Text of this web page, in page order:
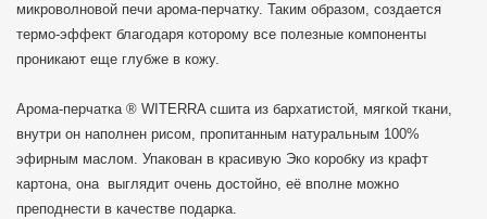
микроволновой печи арома-перчатку. Таким образом, создается
термо-эффект благодаря которому все полезные компоненты
проникают еще глубже в кожу.
Арома-перчатка ® WITERRA сшита из бархатистой, мягкой ткани,
внутри он наполнен рисом, пропитанным натуральным 100%
эфирным маслом. Упакован в красивую Эко коробку из крафт
картона, она выглядит очень достойно, её вполне можно
преподнести в качестве подарка.